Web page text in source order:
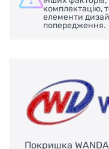
комплектацію,
елементи
попередження.
Покришка WANDA